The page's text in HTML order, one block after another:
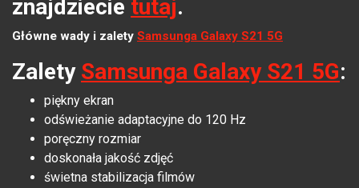
znajdziecie tutaj.
Główne wady i zalety Samsunga Galaxy S21 5G
Zalety Samsunga Galaxy S21 5G:
piękny ekran
odświeżanie adaptacyjne do 120 Hz
poręczny rozmiar
doskonała jakość zdjęć
świetna stabilizacja filmów